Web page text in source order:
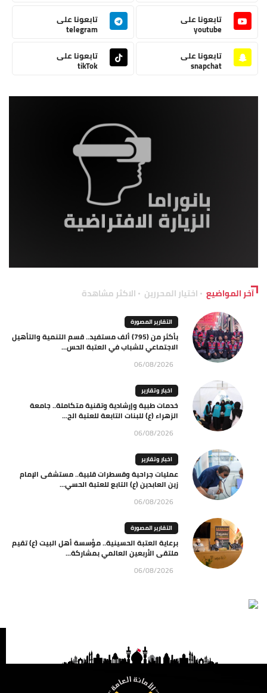
تابعونا على
youtube
تابعونا على
telegram
تابعونا على
snapchat
تابعونا على
tikTok
آخر المواضيع اختيار المحررين الاكثر مشاهدة
التقارير المصورة
بأكثر من (795) ألف مستفيد.. قسم التنمية والتأهيل
الاجتماعي للشباب في العتبة الحس...
06/08/2026
اخبار وتقارير
خدمات طبية وإرشادية وتقنية متكاملة.. جامعة
الزهراء (ع) للبنات التابعة للعتبة الح...
06/08/2026
اخبار وتقارير
عمليات جراحية وقسطرات قلبية.. مستشفى الإمام
زين العابدين (ع) التابع للعتبة الحسي...
06/08/2026
التقارير المصورة
برعاية العتبة الحسينية.. مؤسسة أهل البيت (ع) تقيم
ملتقى الأربعين العالمي بمشاركة...
06/08/2026